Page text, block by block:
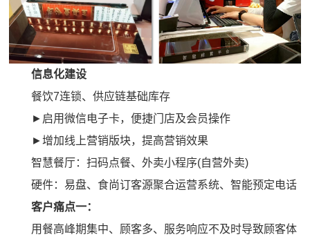
信息化建设
餐饮7连锁、供应链基础库存
►启用微信电子卡，便捷门店及会员操作
►增加线上营销版块，提高营销效果
智慧餐厅：扫码点餐、外卖小程序(自营外卖)
硬件：易盘、食尚订客源聚合运营系统、智能预定电话
客户痛点一：
用餐高峰期集中、顾客多、服务响应不及时导致顾客体